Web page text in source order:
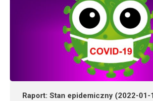
Raport: Stan epidemiczny (2022-01-